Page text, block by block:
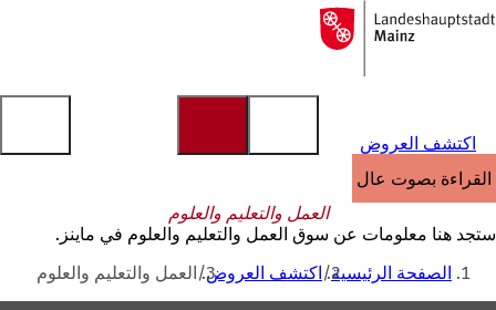
الانتقال إلى المحتوى
إلى
الصفحة
اكتشف العروض
القراءة بصوت عالٍ
العمل والتعليم والعلوم
ستجد هنا معلومات عن سوق العمل والتعليم والعلوم في ماينز.
أنت الصفحة الرئيسية اكتشف العروض العمل والتعليم والعلوم